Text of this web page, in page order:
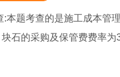
:本题考查的是施工成本管
石的采购及保管费费率为